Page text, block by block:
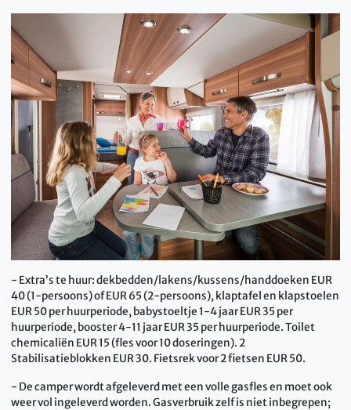
- Extra’s te huur: dekbedden/lakens/kussens/handdoeken EUR
40 (1-persoons) of EUR 65 (2-persoons), klaptafel en klapstoelen
EUR 50 per huurperiode, babystoeltje 1-4 jaar EUR 35 per
huurperiode, booster 4-11 jaar EUR 35 per huurperiode. Toilet
chemicaliën EUR 15 (fles voor 10 doseringen). 2
Stabilisatieblokken EUR 30. Fietsrek voor 2 fietsen EUR 50.
- De camper wordt afgeleverd met een volle gasfles en moet ook
weer vol ingeleverd worden. Gasverbruik zelf is niet inbegrepen;